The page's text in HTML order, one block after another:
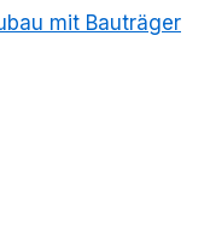
mit Bauträger